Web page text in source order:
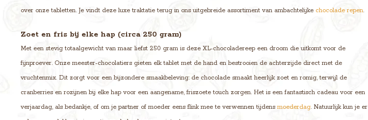
over onze tabletten. Je vindt deze luxe traktatie terug in ons uitgebreide assortiment van ambachtelijke chocolade repen.
Zoet en fris bij elke hap (circa 250 gram)
Met een stevig totaalgewicht van maar liefst 250 gram is deze XL-chocoladereep een droom die uitkomt voor de
fijnproever. Onze meester-chocolatiers gieten elk tablet met de hand en bestrooien de achterzijde direct met de
vruchtenmix. Dit zorgt voor een bijzondere smaakbeleving: de chocolade smaakt heerlijk zoet en romig, terwijl de
cranberries en rozijnen bij elke hap voor een aangename, friszoete touch zorgen. Het is een fantastisch cadeau voor een
verjaardag, als bedankje, of om je partner of moeder eens flink mee te verwennen tijdensmoederdag. Natuurlijk kun je er